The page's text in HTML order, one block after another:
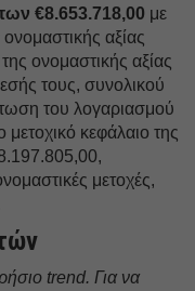
€8.653.718,00 με
αξίας
ονομαστικής αξίας
τους, συνολικού
του λογαριασμού
κεφάλαιο της
μετοχές,
trend. Για να